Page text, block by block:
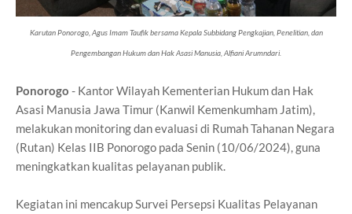
Karutan Ponorogo, Agus Imam Taufik bersama Kepala Subbidang Pengkajian, Penelitian, dan
Pengembangan Hukum dan Hak Asasi Manusia, Alfiani Arumndari.
Ponorogo - Kantor Wilayah Kementerian Hukum dan Hak
Asasi Manusia Jawa Timur (Kanwil Kemenkumham Jatim),
melakukan monitoring dan evaluasi di Rumah Tahanan Negara
(Rutan) Kelas IIB Ponorogo pada Senin (10/06/2024), guna
meningkatkan kualitas pelayanan publik.
Kegiatan ini mencakup Survei Persepsi Kualitas Pelayanan